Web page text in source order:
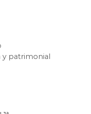
patrimonial